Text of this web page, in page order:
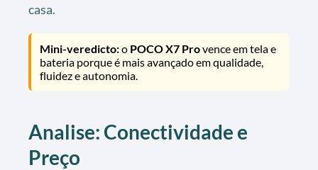
casa.
Mini-veredicto:o POCO X7 Provence em tela e
bateria porque é mais avançado em qualidade,
fluidez e autonomia.
Analise: Conectividade e
Preço